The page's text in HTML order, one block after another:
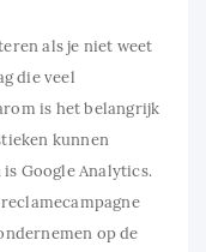
als je niet weet
die veel
is het belangrijk
kunnen
Google Analytics.
op de